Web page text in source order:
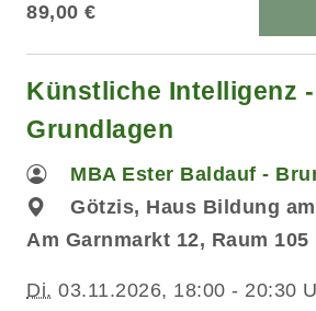
89,00 €
Künstliche Intelligenz -
Grundlagen
MBA Ester Baldauf -
Götzis, Haus Bildung
Am Garnmarkt 12, Raum 105
Di. 03.11.2026, 18:00 - 20:30